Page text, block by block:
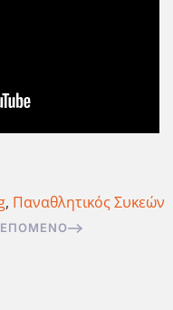
, Παναθλητικός Συκεών
ΕΠΌΜΕΝΟ